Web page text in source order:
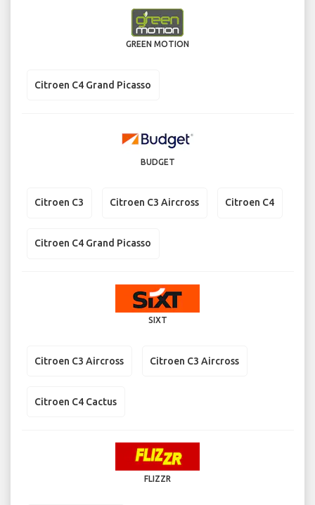
GREEN MOTION
Citroen C4 Grand Picasso
BUDGET
Citroen C3 Citroen C3 Aircross Citroen C4
Citroen C4 Grand Picasso
SIXT
Citroen C3 Aircross Citroen C3 Aircross
Citroen C4 Cactus
FLIZZR